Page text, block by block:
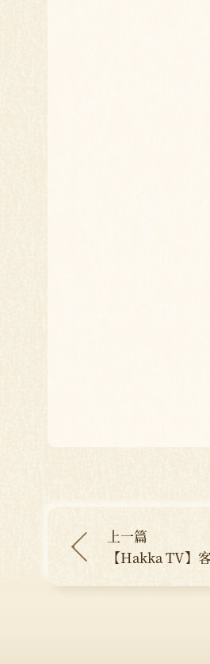
上一篇
【Hakka TV】
獲殊榮